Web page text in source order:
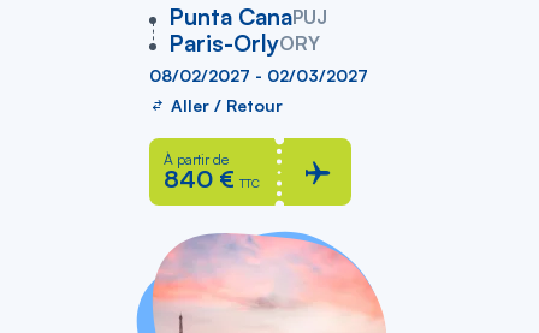
Punta CanaPUJ
vers
Paris-OrlyORY
08/02/2027 - 02/03/2027
Aller / Retour
À partir de
840 € TTC